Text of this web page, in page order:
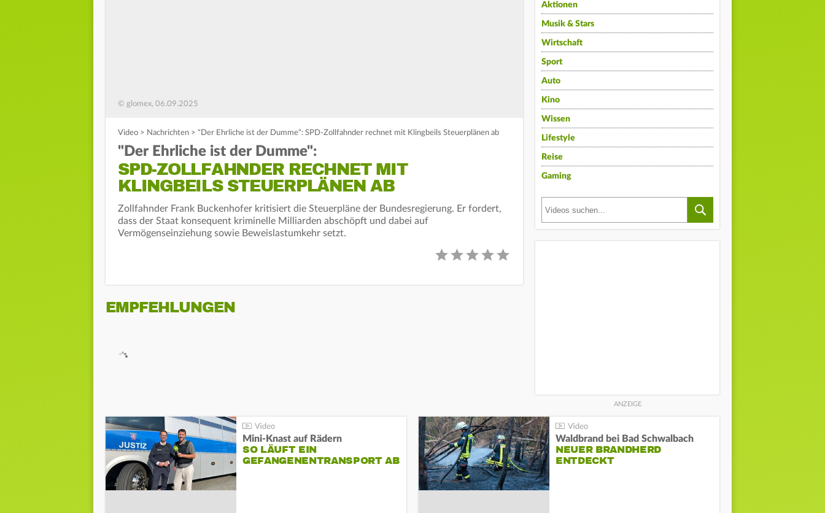
© glomex, 06.09.2025
Video > Nachrichten > "Der Ehrliche ist der Dumme": SPD-Zollfahnder rechnet mit Klingbeils Steuerplänen ab
"Der Ehrliche ist der Dumme":
SPD-ZOLLFAHNDER RECHNET MIT
KLINGBEILS STEUERPLÄNEN AB
Zollfahnder Frank Buckenhofer kritisiert die Steuerpläne der Bundesregierung. Er fordert,
dass der Staat konsequent kriminelle Milliarden abschöpft und dabei auf
Vermögenseinziehung sowie Beweislastumkehr setzt.
EMPFEHLUNGEN
Aktionen
Musik & Stars
Wirtschaft
Sport
Auto
Kino
Wissen
Lifestyle
Reise
Gaming
Mini-Knast auf Rädern
SO LÄUFT EIN
GEFANGENENTRANSPORT AB
Waldbrand bei Bad Schwalbach
NEUER BRANDHERD
ENTDECKT